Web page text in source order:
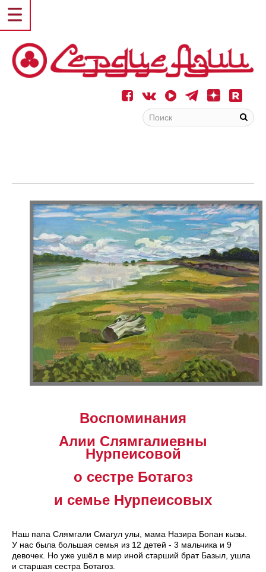
Воспоминания
Алии Слямгалиевны
Нурпеисовой
о сестре Ботагоз
и семье Нурпеисовых
Наш папа Слямгали Смагул улы, мама Назира Бопан кызы.
У нас была большая семья из 12 детей - 3 мальчика и 9
девочек. Но уже ушёл в мир иной старший брат Базыл, ушла
и старшая сестра Ботагоз.